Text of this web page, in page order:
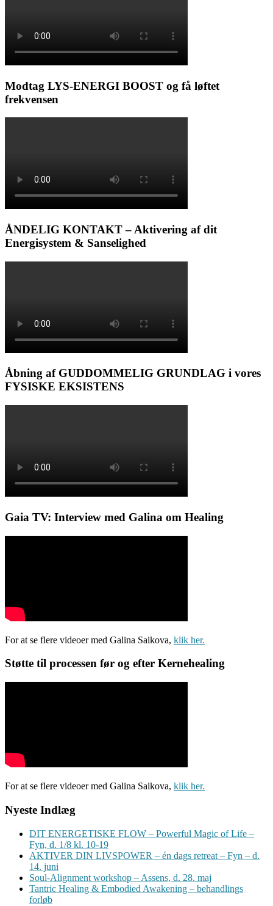
Modtag LYS-ENERGI BOOST og få løftet
frekvensen
ÅNDELIG KONTAKT – Aktivering af dit
Energisystem & Sanselighed
Åbning af GUDDOMMELIG GRUNDLAG i vores
FYSISKE EKSISTENS
Gaia TV: Interview med Galina om Healing
For at se flere videoer med Galina Saikova, klik her.
Støtte til processen før og efter Kernehealing
For at se flere videoer med Galina Saikova, klik her.
Nyeste Indlæg
DIT ENERGETISKE FLOW – Powerful Magic of Life –
Fyn, d. 1/8 kl. 10-19
AKTIVER DIN LIVSPOWER – én dags retreat – Fyn – d.
14. juni
Soul-Alignment workshop – Assens, d. 28. maj
Tantric Healing & Embodied Awakening – behandlings
forløb